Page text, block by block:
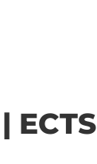
ECTS